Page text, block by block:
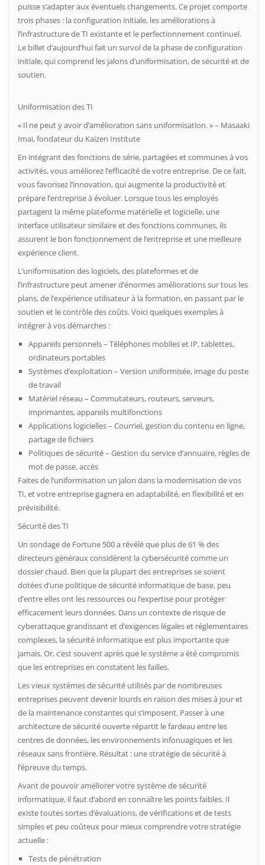
puisse s’adapter aux éventuels changements. Ce projet comporte
trois phases : la configuration initiale, les améliorations à
l’infrastructure de TI existante et le perfectionnement continuel.
Le billet d’aujourd’hui fait un survol de la phase de configuration
initiale, qui comprend les jalons d’uniformisation, de sécurité et de
soutien.
Uniformisation des TI
« Il ne peut y avoir d’amélioration sans uniformisation. » – Masaaki
Imai, fondateur du Kaizen Institute
En intégrant des fonctions de série, partagées et communes à vos
activités, vous améliorez l’efficacité de votre entreprise. De ce fait,
vous favorisez l’innovation, qui augmente la productivité et
prépare l’entreprise à évoluer. Lorsque tous les employés
partagent la même plateforme matérielle et logicielle, une
interface utilisateur similaire et des fonctions communes, ils
assurent le bon fonctionnement de l’entreprise et une meilleure
expérience client.
L’uniformisation des logiciels, des plateformes et de
l’infrastructure peut amener d’énormes améliorations sur tous les
plans, de l’expérience utilisateur à la formation, en passant par le
soutien et le contrôle des coûts. Voici quelques exemples à
intégrer à vos démarches :
Appareils personnels – Téléphones mobiles et IP, tablettes,
ordinateurs portables
Systèmes d’exploitation – Version uniformisée, image du poste
de travail
Matériel réseau – Commutateurs, routeurs, serveurs,
imprimantes, appareils multifonctions
Applications logicielles – Courriel, gestion du contenu en ligne,
partage de fichiers
Politiques de sécurité – Gestion du service d’annuaire, règles de
mot de passe, accès
Faites de l’uniformisation un jalon dans la modernisation de vos
TI, et votre entreprise gagnera en adaptabilité, en flexibilité et en
prévisibilité.
Sécurité des TI
Un sondage de Fortune 500 a révélé que plus de 61 % des
directeurs généraux considèrent la cybersécurité comme un
dossier chaud. Bien que la plupart des entreprises se soient
dotées d’une politique de sécurité informatique de base, peu
d’entre elles ont les ressources ou l’expertise pour protéger
efficacement leurs données. Dans un contexte de risque de
cyberattaque grandissant et d’exigences légales et réglementaires
complexes, la sécurité informatique est plus importante que
jamais. Or, c’est souvent après que le système a été compromis
que les entreprises en constatent les failles.
Les vieux systèmes de sécurité utilisés par de nombreuses
entreprises peuvent devenir lourds en raison des mises à jour et
de la maintenance constantes qui s’imposent. Passer à une
architecture de sécurité ouverte répartit le fardeau entre les
centres de données, les environnements infonuagiques et les
réseaux sans frontière. Résultat : une stratégie de sécurité à
l’épreuve du temps.
Avant de pouvoir améliorer votre système de sécurité
informatique, il faut d’abord en connaître les points faibles. Il
existe toutes sortes d’évaluations, de vérifications et de tests
simples et peu coûteux pour mieux comprendre votre stratégie
actuelle :
Tests de pénétration